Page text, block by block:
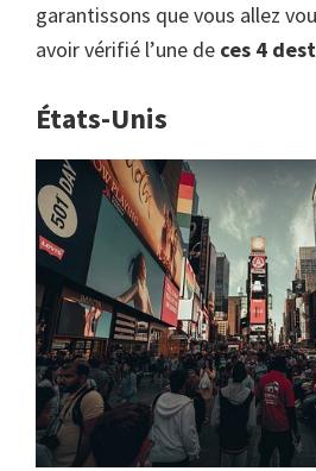
garantissons que vous allez
avoir vérifié l’une de ces 4
États-Unis